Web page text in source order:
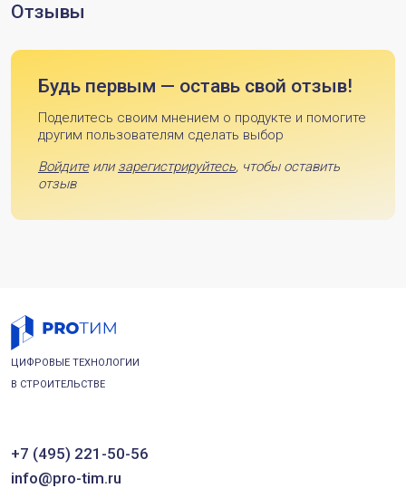
Отзывы
Будь первым — оставь свой отзыв!
Поделитесь своим мнением о продукте и помогите
другим пользователям сделать выбор
Войдитеили зарегистрируйтесь, чтобы оставить
отзыв
ЦИФРОВЫЕ ТЕХНОЛОГИИ
В СТРОИТЕЛЬСТВЕ
+7 (495) 221-50-56
info@pro-tim.ru